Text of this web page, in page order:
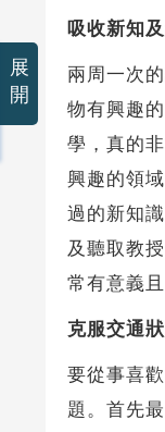
吸收新知
兩周一次
物有興趣
學，真的
興趣的領
過的新知
及聽取教
常有意義
克服交通
要從事喜
題。首先
展
開